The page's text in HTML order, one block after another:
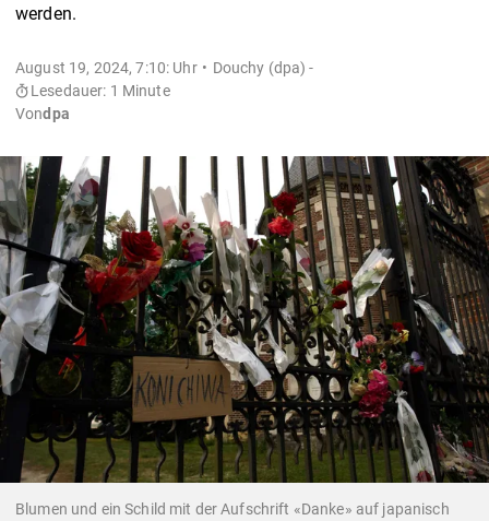
werden.
August 19, 2024, 7:10: Uhr
Douchy (dpa) -
Lesedauer: 1 Minute
Vondpa
Blumen und ein Schild mit der Aufschrift «Danke» auf japanisch